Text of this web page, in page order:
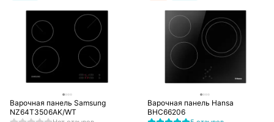
Варочная панель Samsung
NZ64T3506AK/WT
Варочная панель Hansa
BHC66206